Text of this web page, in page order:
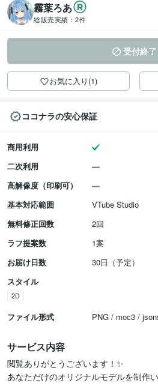
霧葉ろあ
総販売実績： 2件
受付終了
お気に入り(1)
ココナラの安心保証
商用利用
二次利用
高解像度（印刷可）
基本対応範囲
VTube Studio
無料修正回数
2回
ラフ提案数
1案
お届け日数
30日（予定）
スタイル
2D
ファイル形式 PNG / moc3 /
サービス内容
閲覧ありがとうございます！✨️
あなただけのオリジナルモデルを制作